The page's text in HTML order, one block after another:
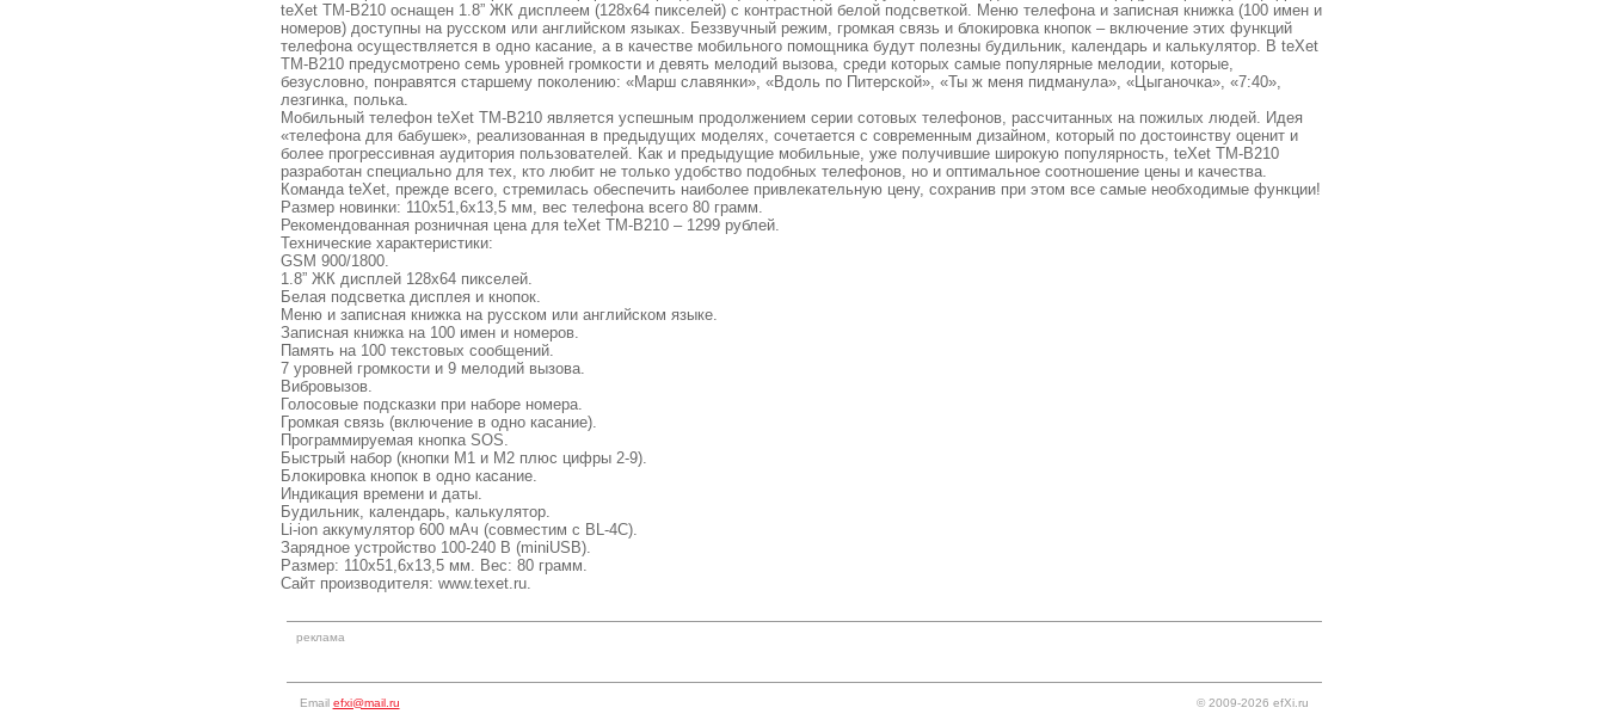
teXet TM-B210 оснащен 1.8” ЖК дисплеем (128х64 пикселей) с контрастной белой подсветкой. Меню телефона и записная книжка (100 имен и
номеров) доступны на русском или английском языках. Беззвучный режим, громкая связь и блокировка кнопок – включение этих функций
телефона осуществляется в одно касание, а в качестве мобильного помощника будут полезны будильник, календарь и калькулятор. В teXet
TM-B210 предусмотрено семь уровней громкости и девять мелодий вызова, среди которых самые популярные мелодии, которые,
безусловно, понравятся старшему поколению: «Марш славянки», «Вдоль по Питерской», «Ты ж меня пидманула», «Цыганочка», «7:40»,
лезгинка, полька.
Мобильный телефон teXet TM-B210 является успешным продолжением серии сотовых телефонов, рассчитанных на пожилых людей. Идея
«телефона для бабушек», реализованная в предыдущих моделях, сочетается с современным дизайном, который по достоинству оценит и
более прогрессивная аудитория пользователей. Как и предыдущие мобильные, уже получившие широкую популярность, teXet TM-B210
разработан специально для тех, кто любит не только удобство подобных телефонов, но и оптимальное соотношение цены и качества.
Команда teXet, прежде всего, стремилась обеспечить наиболее привлекательную цену, сохранив при этом все самые необходимые функции!
Размер новинки: 110х51,6х13,5 мм, вес телефона всего 80 грамм.
Рекомендованная розничная цена для teXet TM-B210 – 1299 рублей.
Технические характеристики:
GSM 900/1800.
1.8” ЖК дисплей 128х64 пикселей.
Белая подсветка дисплея и кнопок.
Меню и записная книжка на русском или английском языке.
Записная книжка на 100 имен и номеров.
Память на 100 текстовых сообщений.
7 уровней громкости и 9 мелодий вызова.
Вибровызов.
Голосовые подсказки при наборе номера.
Громкая связь (включение в одно касание).
Программируемая кнопка SOS.
Быстрый набор (кнопки М1 и М2 плюс цифры 2-9).
Блокировка кнопок в одно касание.
Индикация времени и даты.
Будильник, календарь, калькулятор.
Li-ion аккумулятор 600 мАч (совместим с BL-4C).
Зарядное устройство 100-240 В (miniUSB).
Размер: 110х51,6х13,5 мм. Вес: 80 грамм.
Сайт производителя: www.texet.ru.
реклама
© 2009-2026 efXi.ru
Email efxi@mail.ru